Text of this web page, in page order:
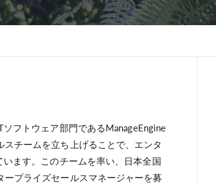
フトウェア部門であるManageEngine
チームを立ち上げることで、エンタ
ます。このチームを率い、日本全国
プライズセールスマネージャーを募